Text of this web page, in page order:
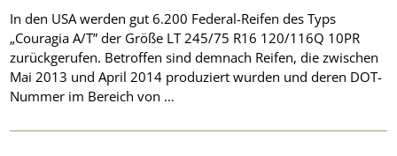
In den USA werden gut 6.200 Federal-Reifen des Typs
„Couragia A/T” der Größe LT 245/75 R16 120/116Q 10PR
zurückgerufen. Betroffen sind demnach Reifen, die zwischen
Mai 2013 und April 2014 produziert wurden und deren DOT-
Nummer im Bereich von …